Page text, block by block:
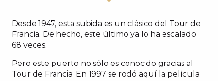
Desde 1947, esta subida es un clásico del Tour de
Francia. De hecho, este último ya lo ha escalado
68 veces.
Pero este puerto no sólo es conocido gracias al
Tour de Francia. En 1997 se rodó aquí la película